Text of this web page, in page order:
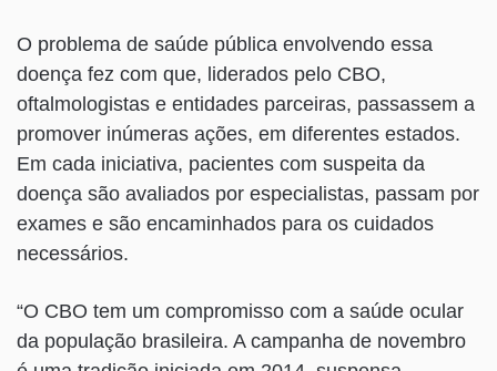
O problema de saúde pública envolvendo essa
doença fez com que, liderados pelo CBO,
oftalmologistas e entidades parceiras, passassem a
promover inúmeras ações, em diferentes estados.
Em cada iniciativa, pacientes com suspeita da
doença são avaliados por especialistas, passam por
exames e são encaminhados para os cuidados
necessários.
“O CBO tem um compromisso com a saúde ocular
da população brasileira. A campanha de novembro